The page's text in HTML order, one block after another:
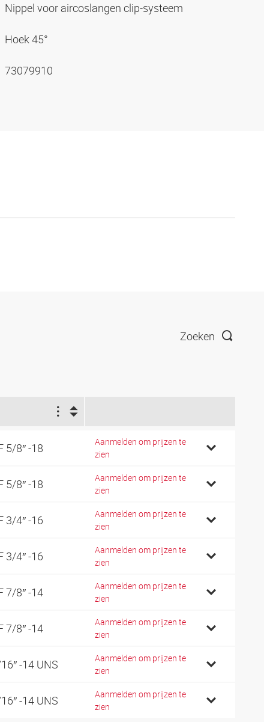
Nippel voor aircoslangen clip-systeem
Hoek 45°
73079910
Zoeken
5/8″ -18
Aanmelden om prijzen te
zien
5/8″ -18
Aanmelden om prijzen te
zien
3/4″ -16
Aanmelden om prijzen te
zien
3/4″ -16
Aanmelden om prijzen te
zien
7/8″ -14
Aanmelden om prijzen te
zien
7/8″ -14
Aanmelden om prijzen te
zien
-14 UNS
Aanmelden om prijzen te
zien
-14 UNS
Aanmelden om prijzen te
zien